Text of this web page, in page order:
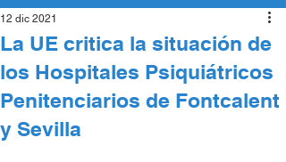
La UE critica la situación de
los Hospitales Psiquiátricos
Penitenciarios de Fontcalent
y Sevilla
12 dic 2021